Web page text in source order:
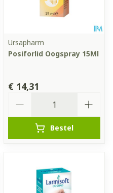
Ursapharm
Posiforlid Oogspray 15Ml
€ 14,31
Bestel